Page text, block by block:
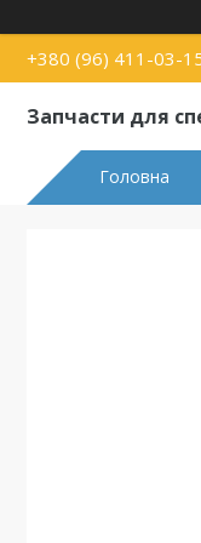
+380 (96) 411-03-
Запчасти для
Головна